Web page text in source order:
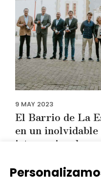
9 MAY 2023
El Barrio de La
en un
internacional con
se consolida con su